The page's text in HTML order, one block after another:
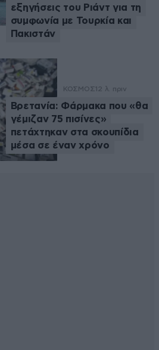
εξηγήσεις του Ριάντ για τη
συμφωνία με Τουρκία και
Πακιστάν
ΚΟΣΜΟΣ 12 λ. πριν
Βρετανία: Φάρμακα που «θα
γέμιζαν 75 πισίνες»
πετάχτηκαν στα σκουπίδια
μέσα σε έναν χρόνο